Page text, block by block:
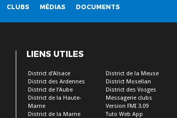
CLUBS MÉDIAS DOCUMENTS
LIENS UTILES
District d’Alsace
District des Ardennes
District de l’Aube
District de la Haute-
Marne
District de la Marne
District de la Meuse
District Mosellan
District des Vosges
Messagerie clubs
Version FMI 3.09
Tuto Web App